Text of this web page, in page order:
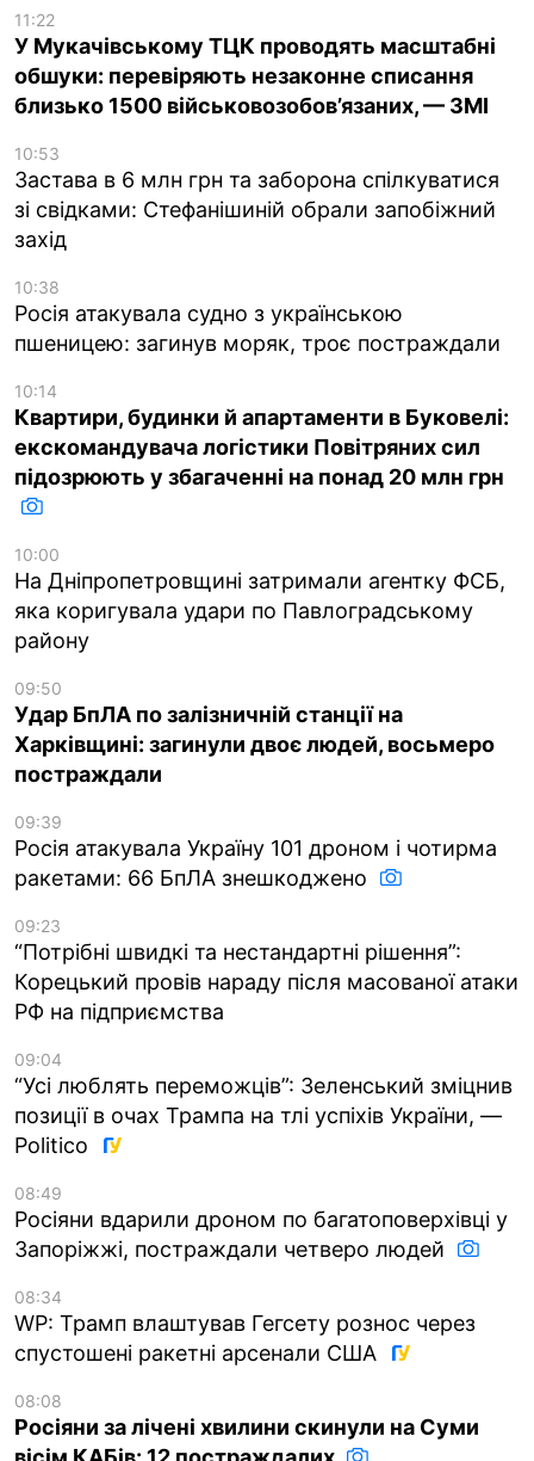
11:22
У Мукачівському ТЦК проводять масштабні
обшуки: перевіряють незаконне списання
близько 1500 військовозобов’язаних, — ЗМІ
10:53
Застава в 6 млн грн та заборона спілкуватися
зі свідками: Стефанішиній обрали запобіжний
захід
10:38
Росія атакувала судно з українською
пшеницею: загинув моряк, троє постраждали
10:14
Квартири, будинки й апартаменти в Буковелі:
екскомандувача логістики Повітряних сил
підозрюють у збагаченні на понад 20 млн грн
10:00
На Дніпропетровщині затримали агентку ФСБ,
яка коригувала удари по Павлоградському
району
09:50
Удар БпЛА по залізничній станції на
Харківщині: загинули двоє людей, восьмеро
постраждали
09:39
Росія атакувала Україну 101 дроном і чотирма
ракетами: 66 БпЛА знешкоджено
09:23
“Потрібні швидкі та нестандартні рішення”:
Корецький провів нараду після масованої атаки
РФ на підприємства
09:04
“Усі люблять переможців”: Зеленський зміцнив
позиції в очах Трампа на тлі успіхів України, —
Politico
08:49
Росіяни вдарили дроном по багатоповерхівці у
Запоріжжі, постраждали четверо людей
08:34
WP: Трамп влаштував Гегсету рознос через
спустошені ракетні арсенали США
08:08
Росіяни за лічені хвилини скинули на Суми